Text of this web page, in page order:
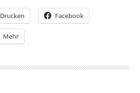
Drucken Facebook
Mehr